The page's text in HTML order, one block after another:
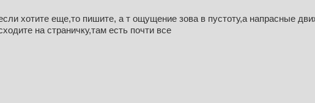
хотите еще,то пишите, а т ощущение зова в пустоту,а напрасные
на страничку,там есть почти все